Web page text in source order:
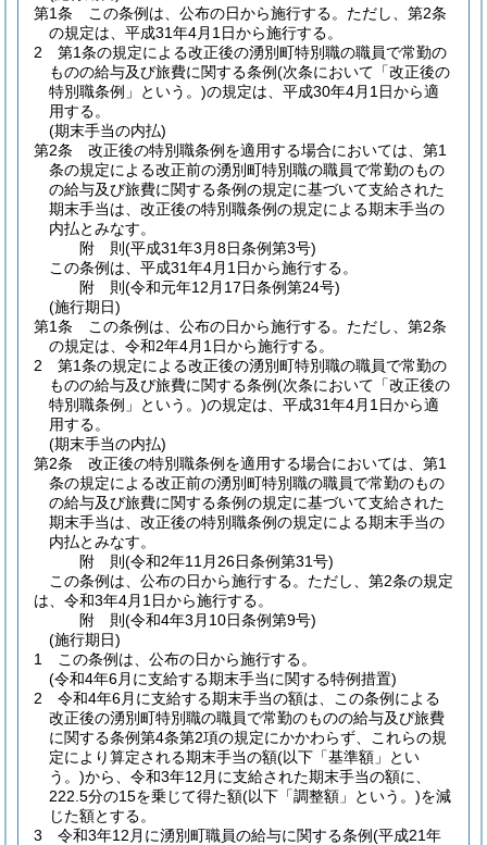
第1条
この条例は、公布の日から施行する。 ただし、第2条
の規定は、平成31年4月1日から施行する。
2
第1条の規定による改正後の湧別町特別職の職員で常勤の
ものの給与及び旅費に関する条例(次条において「改正後の
特別職条例」という。)の規定は、平成30年4月1日から適
用する。
(期末手当の内払)
第2条
改正後の特別職条例を適用する場合においては、第1
条の規定による改正前の湧別町特別職の職員で常勤のもの
の給与及び旅費に関する条例の規定に基づいて支給された
期末手当は、改正後の特別職条例の規定による期末手当の
内払とみなす。
附 則(平成31年3月8日条例第3号)
この条例は、平成31年4月1日から施行する。
附 則(令和元年12月17日条例第24号)
(施行期日)
第1条
この条例は、公布の日から施行する。 ただし、第2条
の規定は、令和2年4月1日から施行する。
2
第1条の規定による改正後の湧別町特別職の職員で常勤の
ものの給与及び旅費に関する条例(次条において「改正後の
特別職条例」という。)の規定は、平成31年4月1日から適
用する。
(期末手当の内払)
第2条
改正後の特別職条例を適用する場合においては、第1
条の規定による改正前の湧別町特別職の職員で常勤のもの
の給与及び旅費に関する条例の規定に基づいて支給された
期末手当は、改正後の特別職条例の規定による期末手当の
内払とみなす。
附 則(令和2年11月26日条例第31号)
この条例は、公布の日から施行する。 ただし、第2条の規定
は、令和3年4月1日から施行する。
附 則(令和4年3月10日条例第9号)
(施行期日)
1
この条例は、公布の日から施行する。
(令和4年6月に支給する期末手当に関する特例措置)
2
令和4年6月に支給する期末手当の額は、この条例による
改正後の湧別町特別職の職員で常勤のものの給与及び旅費
に関する条例第4条第2項の規定にかかわらず、これらの規
定により算定される期末手当の額(以下「基準額」とい
う。)から、令和3年12月に支給された期末手当の額に、
222.5分の15を乗じて得た額(以下「調整額」という。)を減
じた額とする。
3
令和3年12月に湧別町職員の給与に関する条例(平成21年